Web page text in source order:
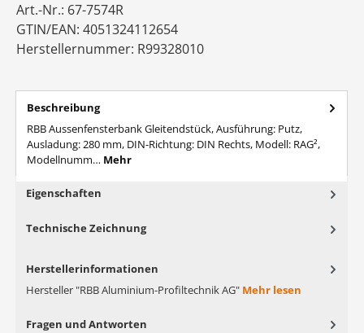
Art.-Nr.: 67-7574R
GTIN/EAN: 4051324112654
Herstellernummer: R99328010
Beschreibung
RBB Aussenfensterbank Gleitendstück, Ausführung: Putz,
Ausladung: 280 mm, DIN-Richtung: DIN Rechts, Modell: RAG²,
Modellnumm… Mehr
Eigenschaften
Technische Zeichnung
Herstellerinformationen
Hersteller "RBB Aluminium-Profiltechnik AG" Mehr lesen
Fragen und Antworten